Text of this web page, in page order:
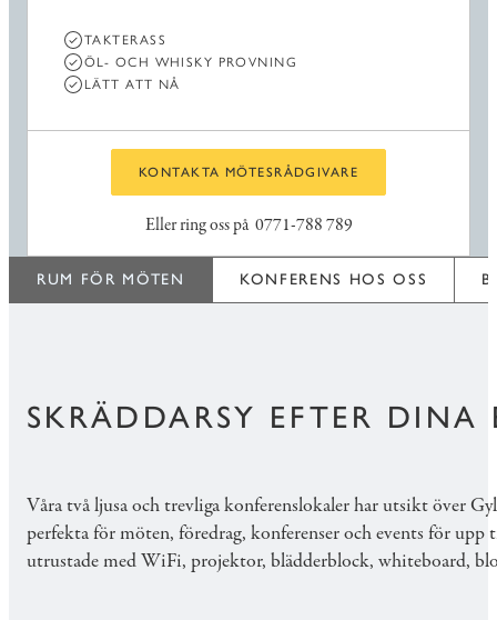
TAKTERASS
ÖL- OCH WHISKY PROVNING
LÄTT ATT NÅ
KONTAKTA MÖTESRÅDGIVARE
Eller ring oss på 0771-788 789
RUM FÖR MÖTEN KONFERENS HOS OSS
SKRÄDDARSY EFTER DINA
Våra två ljusa och trevliga konferenslokaler har utsikt över
perfekta för möten, föredrag, konferenser och events för upp
utrustade med WiFi, projektor, blädderblock, whiteboard,